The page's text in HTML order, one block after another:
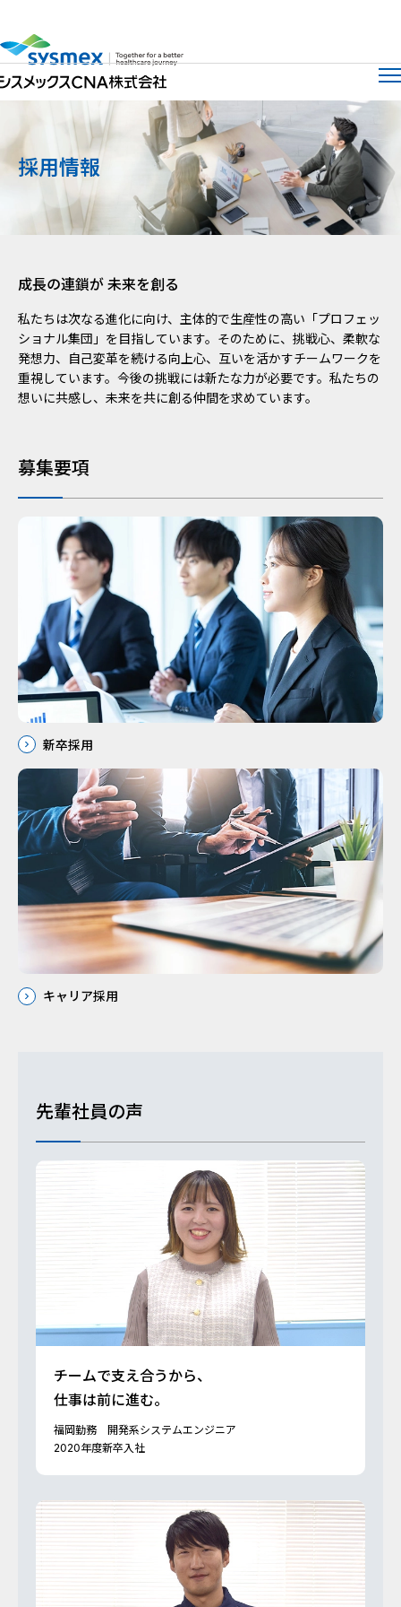
サイト
メ
採用情報
成長の連鎖が 未来を創る
私たちは次なる進化に向け、主体的で生産性の高い「プロフェッ
ショナル集団」を目指しています。そのために、挑戦心、柔軟な
発想力、自己変革を続ける向上心、互いを活かすチームワークを
重視しています。今後の挑戦には新たな力が必要です。私たちの
想いに共感し、未来を共に創る仲間を求めています。
募集要項
新卒採用
キャリア採用
先輩社員の声
チームで支え合うから、
仕事は前に進む。
福岡勤務 開発系システムエンジニア
2020年度新卒入社